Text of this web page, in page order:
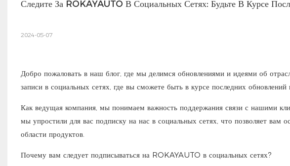
Следите За ROKAYAUTO В Социальных Сетях: Будьте В Курсе
2024-05-07
Добро пожаловать в наш блог, где мы делимся обновлениями и идеями об
записи в социальных сетях, где вы сможете быть в курсе последних
Как ведущая компания, мы понимаем важность поддержания связи с нашими
мы упростили для вас подписку на нас в социальных сетях, что позволяет вам
области продуктов.
Почему вам следует подписываться на ROKAYAUTO в социальных сетях?